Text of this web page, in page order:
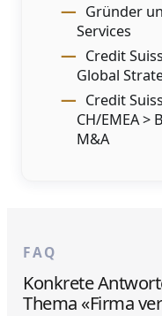
Gründer
Services
Credit
Global
Credit
CH/EMEA >
M&A
FAQ
Konkrete
Thema «Firma